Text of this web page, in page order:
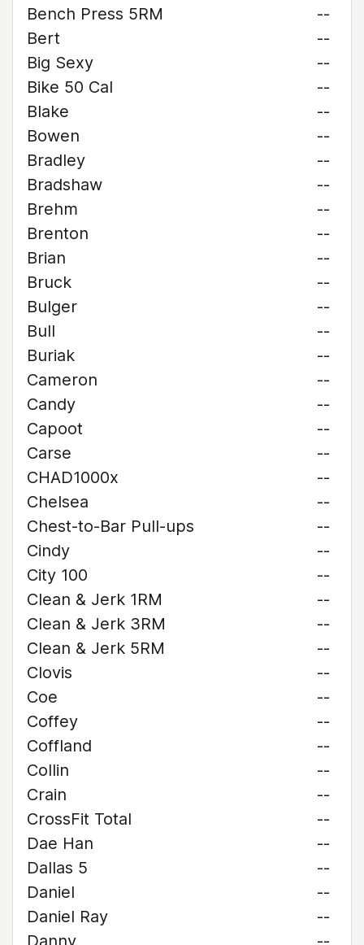
Bench Press 5RM
--
Bert
--
Big Sexy
--
Bike 50 Cal
--
Blake
--
Bowen
--
Bradley
--
Bradshaw
--
Brehm
--
Brenton
--
Brian
--
Bruck
--
Bulger
--
Bull
--
Buriak
--
Cameron
--
Candy
--
Capoot
--
Carse
--
CHAD1000x
--
Chelsea
--
Chest-to-Bar Pull-ups
--
Cindy
--
City 100
--
Clean & Jerk 1RM
--
Clean & Jerk 3RM
--
Clean & Jerk 5RM
--
Clovis
--
Coe
--
Coffey
--
Coffland
--
Collin
--
Crain
--
CrossFit Total
--
Dae Han
--
Dallas 5
--
Daniel
--
Daniel Ray
--
Danny
--